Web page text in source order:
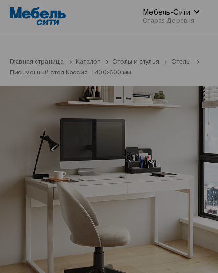
Мебель-Сити
Старая Деревня
Главная страница Каталог Столы и стулья
Столы
Письменный стол Кассия, 1400x600 мм